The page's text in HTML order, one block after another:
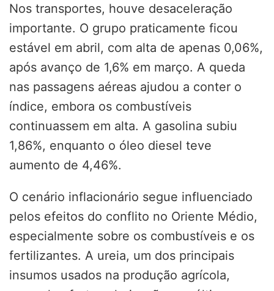
Nos transportes, houve desaceleração
importante. O grupo praticamente ficou
estável em abril, com alta de apenas 0,06%,
após avanço de 1,6% em março. A queda
nas passagens aéreas ajudou a conter o
índice, embora os combustíveis
continuassem em alta. A gasolina subiu
1,86%, enquanto o óleo diesel teve
aumento de 4,46%.
O cenário inflacionário segue influenciado
pelos efeitos do conflito no Oriente Médio,
especialmente sobre os combustíveis e os
fertilizantes. A ureia, um dos principais
insumos usados na produção agrícola,